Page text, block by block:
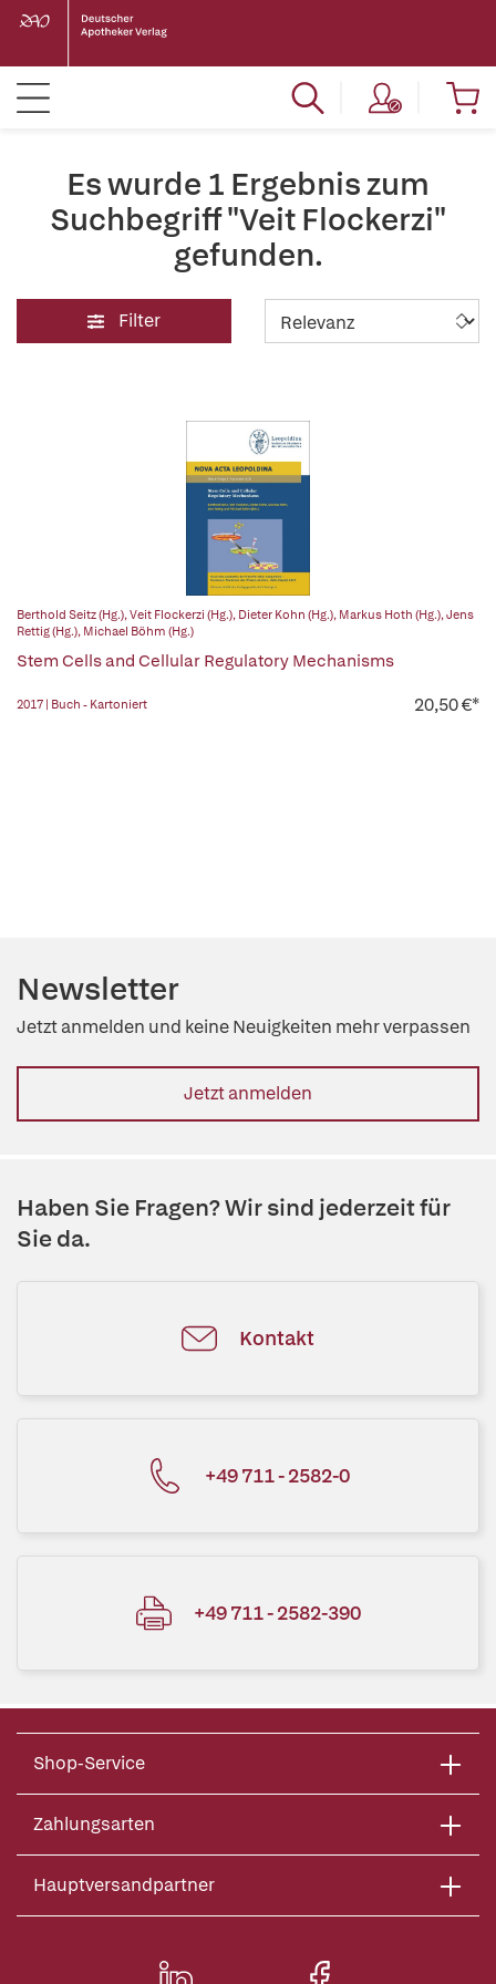
Es wurde 1 Ergebnis zum
Suchbegriff "Veit Flockerzi"
gefunden.
Filter
Berthold Seitz (Hg.),Veit Flockerzi (Hg.), Dieter Kohn (Hg.), Markus Hoth (Hg.),Jens
Rettig (Hg.), Michael Böhm (Hg.)
Stem Cells and Cellular Regulatory Mechanisms
2017 | Buch - Kartoniert 20,50 €*
Newsletter
Jetzt anmelden und keine Neuigkeiten mehr verpassen
Jetzt anmelden
Haben Sie Fragen? Wir sind jederzeit für
Sie da.
Kontakt
+49 711 - 2582-0
+49 711 - 2582-390
Shop-Service
Zahlungsarten
Hauptversandpartner